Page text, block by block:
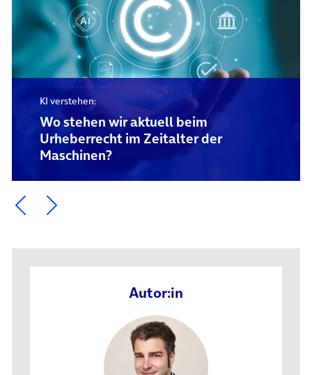
KI verstehen:
Wo stehen wir aktuell beim
Urheberrecht im Zeitalter der
Maschinen?
Ein Element zurück blättern
Ein Element weiter blättern
Autor:in